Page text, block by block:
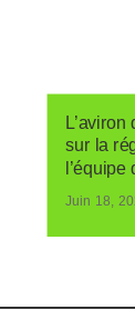
sur la
Juin 18,